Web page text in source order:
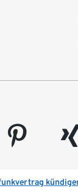
pinterest